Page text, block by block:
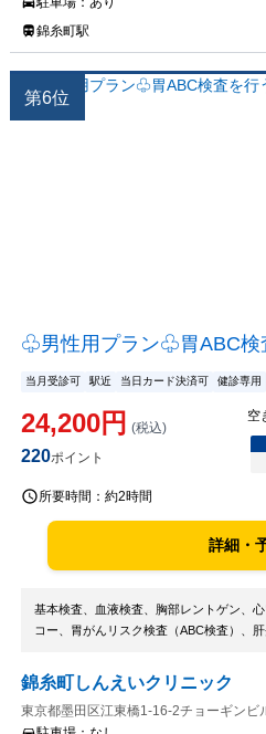
錦糸町駅
第6位
♧男性用プラン♧胃ABC検
当月受診可 駅近 当日カード決済可 健診専用
24,200円 (税込)
220ポイント
空
所要時間： 約2時間
詳細・
基本検査、血液検査、胸部レントゲン、
コー、胃がんリスク検査（ABC検査）、
錦糸町しんえいクリニック
東京都墨田区江東橋1-16-2チョーギンビ